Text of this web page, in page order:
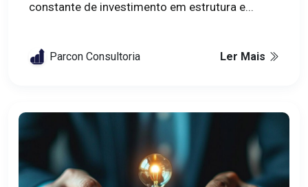
constante de investimento em estrutura e...
Parcon Consultoria Ler Mais